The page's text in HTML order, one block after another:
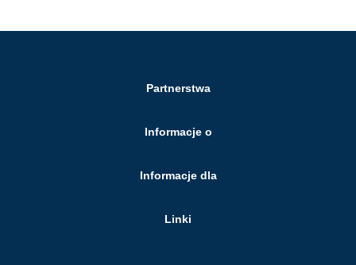
Partnerstwa
Informacje o
Informacje dla
Linki